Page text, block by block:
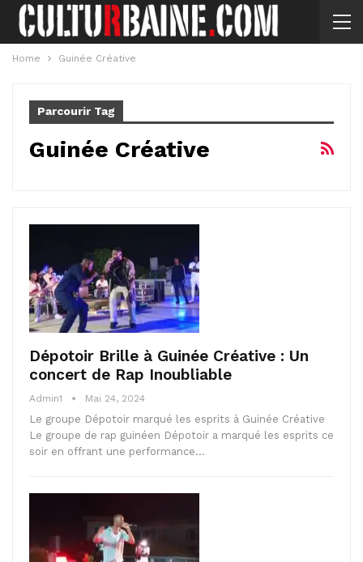
Home Guinée Créative
Parcourir Tag
Guinée Créative
Dépotoir Brille à Guinée Créative : Un
concert de Rap Inoubliable
Admin1 Mai 24, 2024
Le groupe Dépotoir marqué les esprits à Guinée Créative
Le groupe de rap guinéen Dépotoir a marqué les esprits ce
soir en offrant une performance…